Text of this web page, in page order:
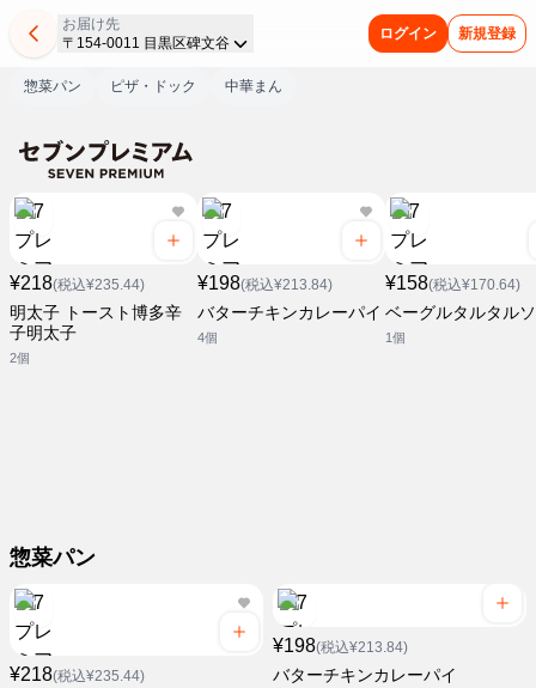
お届け先
〒154-0011 目黒区碑文谷
ログイン 新規登録
惣菜パン ピザ・ドック 中華まん
¥218(税込¥235.44)
明太子 トースト博多辛
子明太子
2個
¥198(税込¥213.84)
バターチキンカレーパイ
4個
¥158(税込¥170.64)
ベーグルタルタル
1個
惣菜パン
¥218(税込¥235.44)
¥198(税込¥213.84)
バターチキンカレーパイ